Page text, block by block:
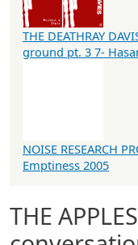
THE
THE DEATHRAY
ground pt. 3 7-
NOISE RESEARCH
Emptiness 2005